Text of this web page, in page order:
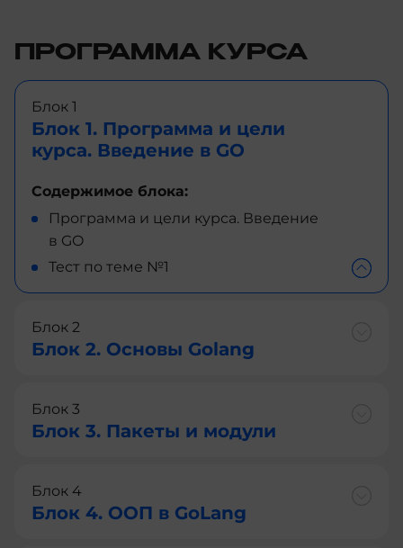
ПРОГРАММА КУРСА
Блок 1
Блок 1. Программа и цели
курса. Введение в GO
Содержимое блока:
Программа и цели курса. Введение
в GO
Тест по теме №1
Блок 2
Блок 2. Основы Golang
Блок 3
Блок 3. Пакеты и модули
Блок 4
Блок 4. ООП в GoLang